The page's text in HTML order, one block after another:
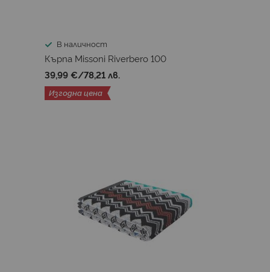
В наличност
Кърпа Missoni Riverbero 100
39,99 €/78,21 лв.
Изгодна цена